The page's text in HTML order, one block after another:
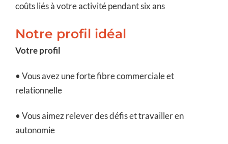
coûts liés à votre activité pendant six ans
Notre profil idéal
Votre profil
• Vous avez une forte fibre commerciale et
relationnelle
• Vous aimez relever des défis et travailler en
autonomie